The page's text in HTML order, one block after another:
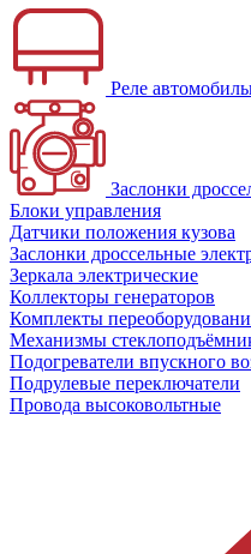
Реле
Заслонки
Блоки управления
Датчики положения кузова
Заслонки дроссельные
Зеркала электрические
Коллекторы генераторов
Комплекты
Механизмы
Подогреватели впускного
Подрулевые переключатели
Провода высоковольтные